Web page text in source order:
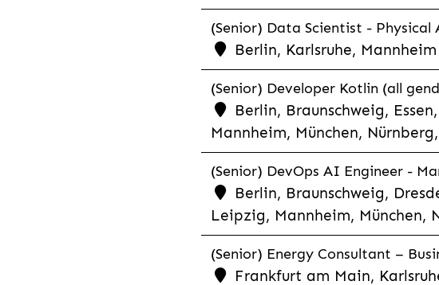
(Senior) Data Scientist -
Berlin, Karlsruhe, Mannheim
(Senior) Developer Kotlin (all
Berlin, Braunschweig,
Mannheim, München,
(Senior) DevOps AI Engineer -
Berlin, Braunschweig,
Leipzig, Mannheim, München,
(Senior) Energy Consultant –
Frankfurt am Main,